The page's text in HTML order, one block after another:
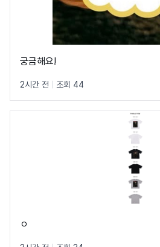
궁금해요!
2시간 전 조회 44
ㅇ